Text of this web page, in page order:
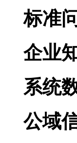
标准问
企业知
系统数
公域信